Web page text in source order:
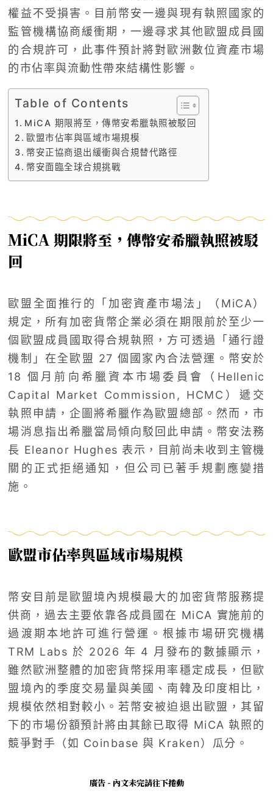
權益不受損害。目前幣安一邊與現有執照國家的
監管機構協商緩衝期，一邊尋求其他歐盟成員國
的合規許可，此事件預計將對歐洲數位資產市場
的市佔率與流動性帶來結構性影響。
Table of Contents
MiCA 期限將至，傳幣安希臘執照被駁回
歐盟市佔率與區域市場規模
幣安正協商退出緩衝與合規替代路徑
幣安面臨全球合規挑戰
MiCA 期限將至，傳幣安希臘執照被駁
回
歐盟全面推行的「加密資產市場法」（MiCA）
規定，所有加密貨幣企業必須在期限前於至少一
個歐盟成員國取得合規執照，方可透過「通行證
機制」在全歐盟 27 個國家內合法營運。幣安於
18 個月前向希臘資本市場委員會（Hellenic
Capital Market Commission, HCMC）遞交
執照申請，企圖將希臘作為歐盟總部。然而，市
場消息指出希臘當局傾向駁回此申請。幣安法務
長 Eleanor Hughes 表示，目前尚未收到主管機
關的正式拒絕通知，但公司已著手規劃應變措
施。
歐盟市佔率與區域市場規模
幣安目前是歐盟境內規模最大的加密貨幣服務提
供商，過去主要依靠各成員國在 MiCA 實施前的
過渡期本地許可進行營運。根據市場研究機構
TRM Labs 於 2026 年 4 月發布的數據顯示，
雖然歐洲整體的加密貨幣採用率穩定成長，但歐
盟境內的季度交易量與美國、南韓及印度相比，
規模依然相對較小。若幣安被迫退出歐盟，其留
下的市場份額預計將由其餘已取得 MiCA 執照的
競爭對手（如 Coinbase 與 Kraken）瓜分。
廣告 - 內文未完請往下捲動